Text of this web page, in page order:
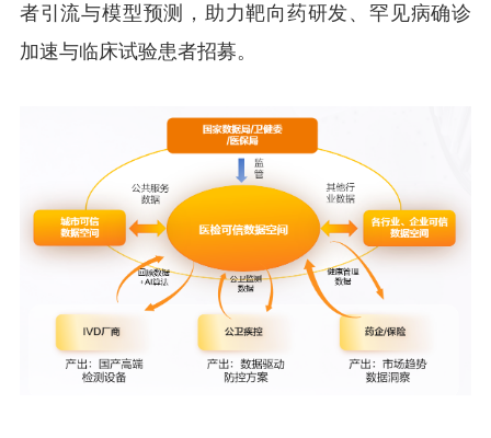
者引流与模型预测，助力靶向药研发、罕见病确诊
加速与临床试验患者招募。